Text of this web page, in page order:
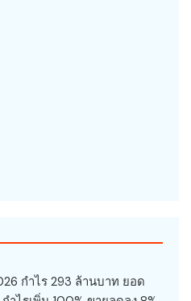
กำไร 293 ล้านบาท ยอด